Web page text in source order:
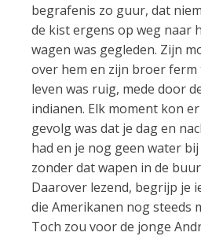
begrafenis zo guur, dat
de kist ergens op weg naar
wagen was gegleden. Zijn
over hem en zijn broer
leven was ruig, mede door
indianen. Elk moment kon
gevolg was dat je dag en
had en je nog geen water
zonder dat wapen in de
Daarover lezend, begrijp je
die Amerikanen nog steeds
Toch zou voor de jonge